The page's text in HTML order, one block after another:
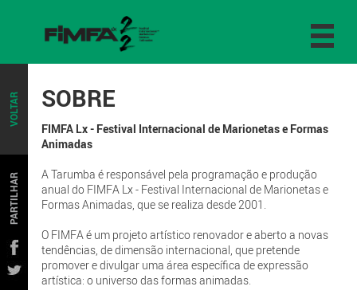
VOLTAR
PARTILHAR
SOBRE
FIMFA Lx - Festival Internacional de Marionetas e Formas
Animadas
A Tarumba é responsável pela programação e produção
anual do FIMFA Lx - Festival Internacional de Marionetas e
Formas Animadas, que se realiza desde 2001.
O FIMFA é um projeto artístico renovador e aberto a novas
tendências, de dimensão internacional, que pretende
promover e divulgar uma área específica de expressão
artística: o universo das formas animadas.